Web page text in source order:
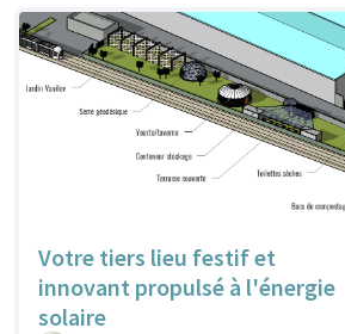
Votre tiers lieu festif et
innovant propulsé à l'énergie
solaire